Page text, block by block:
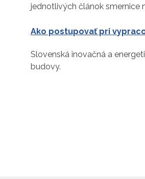
jednotlivých článok smernice
Ako postupovať pri
Slovenská inovačná a
budovy.